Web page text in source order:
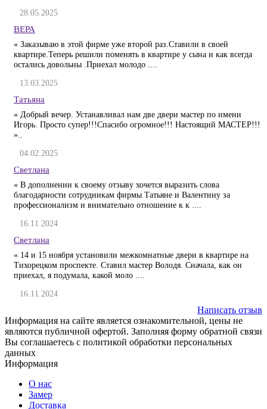
28.05.2025
ВЕРА
« Заказываю в этой фирме уже второй раз.Ставили в своей
квартире.Теперь решили поменять в квартире у сына и как всегда
остались довольны .Приехал молодо ....
13.03.2025
Татьяна
« Добрый вечер. Устанавливал нам две двери мастер по имени
Игорь. Просто супер!!!Спасибо огромное!!! Настоящий МАСТЕР!!!
»..
04.02.2025
Светлана
« В дополнении к своему отзыву хочется выразить слова
благодарности сотрудникам фирмы Татьяне и Валентину за
профессионализм и внимательно отношение к к ....
16.11.2024
Светлана
« 14 и 15 ноября установили межкомнатные двери в квартире на
Тихорецком проспекте. Ставил мастер Володя. Сначала, как он
приехал, я подумала, какой моло ....
16.11.2024
Написать отзыв
Информация на сайте является ознакомительной, цены не
являются публичной офертой. Заполняя форму обратной связи
Вы соглашаетесь с политикой обработки персональных
данных
Информация
О нас
Замер
Доставка